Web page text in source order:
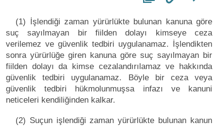
(1) İşlendiği zaman yürürlükte bulunan kanuna göre
suç sayılmayan bir fiilden dolayı kimseye ceza
verilemez ve güvenlik tedbiri uygulanamaz. İşlendikten
sonra yürürlüğe giren kanuna göre suç sayılmayan bir
fiilden dolayı da kimse cezalandırılamaz ve hakkında
güvenlik tedbiri uygulanamaz. Böyle bir ceza veya
güvenlik tedbiri hükmolunmuşsa infazı ve kanuni
neticeleri kendiliğinden kalkar.
(2) Suçun işlendiği zaman yürürlükte bulunan kanun